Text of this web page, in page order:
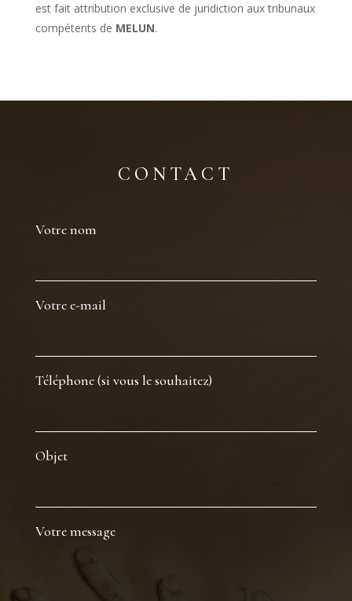
est fait attribution exclusive de juridiction aux tribunaux
compétents de MELUN.
CONTACT
Votre nom
Votre e-mail
Téléphone (si vous le souhaitez)
Objet
Votre message